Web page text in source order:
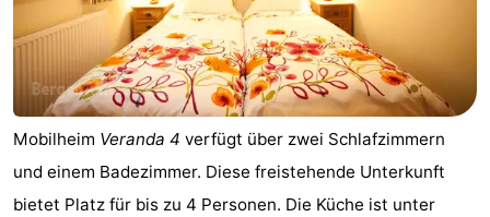
Mobilheim Veranda 4 verfügt über zwei Schlafzimmern
und einem Badezimmer. Diese freistehende Unterkunft
bietet Platz für bis zu 4 Personen. Die Küche ist unter